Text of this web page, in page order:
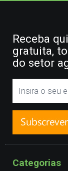
Receba
gratuita,
do setor
Categorias